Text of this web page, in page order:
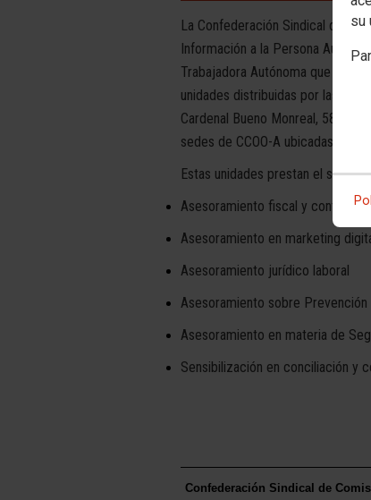
su
La Confederación Sindical de
Información a la Persona
Trabajadora Autónoma que se
unidades distribuidas por las 8
Cardenal Bueno Monreal, 58.
sedes de CCOO-A ubicadas en
Estas unidades prestan el
Asesoramiento fiscal y contable
Asesoramiento en marketing
Asesoramiento jurídico laboral
Asesoramiento sobre
Asesoramiento en materia de
Sensibilización en conciliación y
Confederación Sindical de